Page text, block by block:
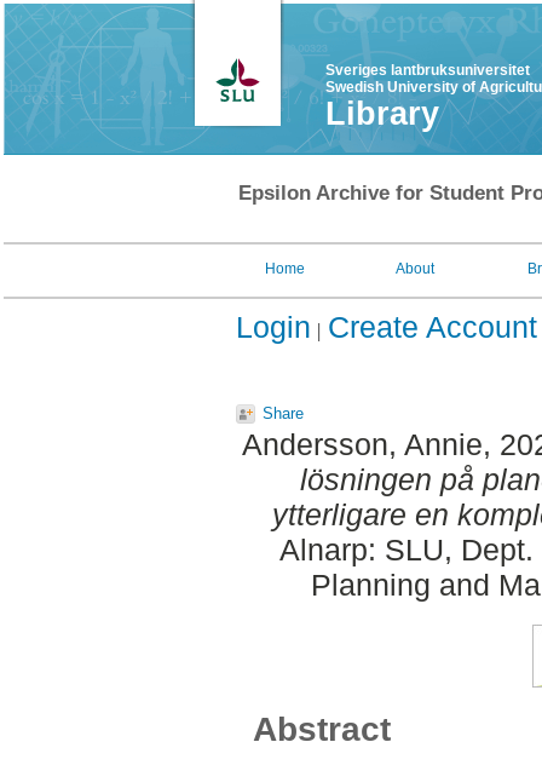
Sveriges lantbruksuniversitet
Swedish University of
Library
Epsilon Archive for Student
Home About
Login Create Account
Share
Andersson, Annie,
lösningen på
ytterligare en
Alnarp: SLU,
Planning and
Abstract